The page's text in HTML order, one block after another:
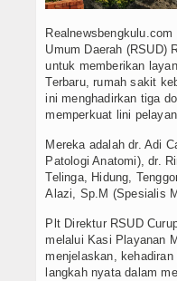
Umum Daerah (RSUD)
untuk memberikan
Terbaru, rumah sakit
ini menghadirkan tiga
memperkuat lini
Mereka adalah dr. Adi
Patologi Anatomi), dr.
Telinga, Hidung,
Alazi, Sp.M (Spesialis
Plt Direktur RSUD
melalui Kasi Playanan
menjelaskan,
langkah nyata dalam